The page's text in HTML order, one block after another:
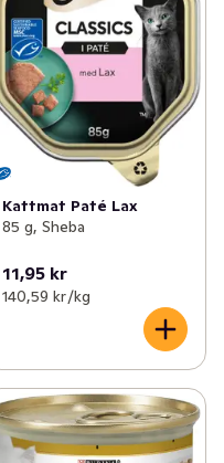
Kattmat Paté Lax
85 g, Sheba
11,95 kr
140,59 kr /kg